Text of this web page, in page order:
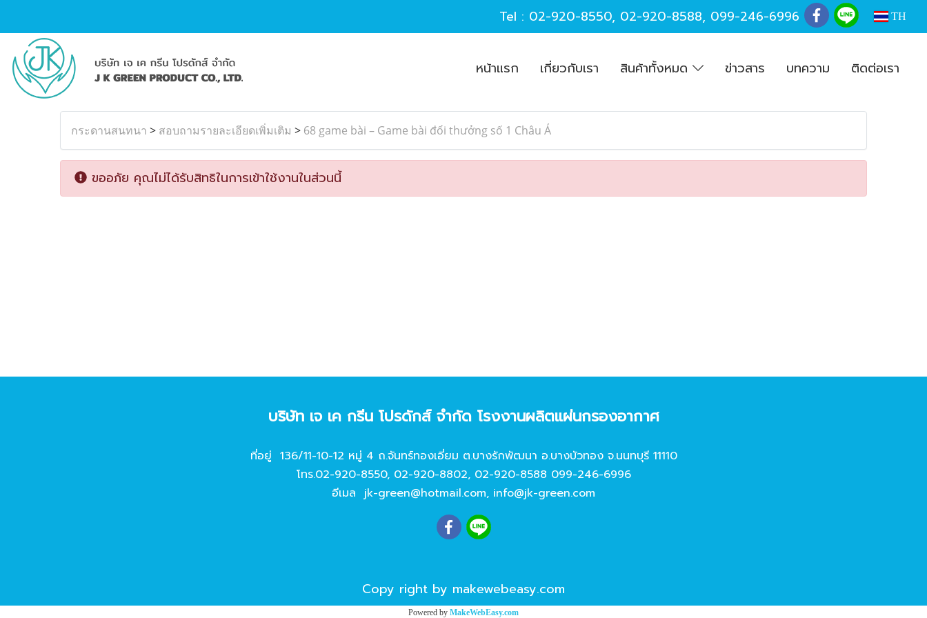
Tel : 02-920-8550, 02-920-8588, 099-246-6996 TH
หน้าแรก เกี่ยวกับเรา สินค้าทั้งหมด ข่าวสาร บทความ ติดต่อเรา
กระดานสนทนา > สอบถามรายละเอียดเพิ่มเติม > 68 game bài – Game bài đổi thưởng số 1 Châu Á
ขออภัย คุณไม่ได้รับสิทธิในการเข้าใช้งานในส่วนนี้
บริษัท เจ เค กรีน โปรดักส์ จํากัด โรงงานผลิตแผ่นกรองอากาศ
ที่อยู่ 136/11-10-12 หมู่ 4 ถ.จันทร์ทองเอี่ยม ต.บางรักพัฒนา อ.บางบัวทอง จ.นนทบุรี 11110
โทร.02-920-8550, 02-920-8802, 02-920-8588 099-246-6996
อีเมล jk-green@hotmail.com, info@jk-green.com
Copy right by makewebeasy.com
Powered by MakeWebEasy.com